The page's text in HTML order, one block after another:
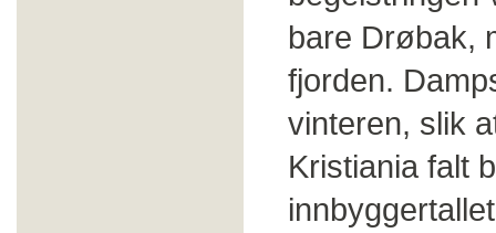
bare Drøbak,
fjorden.
vinteren, slik
Kristiania falt